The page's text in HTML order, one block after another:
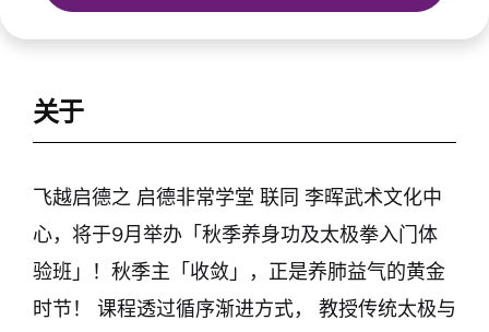
关于
飞越启德之 启德非常学堂 联同 李晖武术文化中
心，将于9月举办「秋季养身功及太极拳入门体
验班」！秋季主「收敛」，正是养肺益气的黄金
时节！ 课程透过循序渐进方式， 教授传统太极与